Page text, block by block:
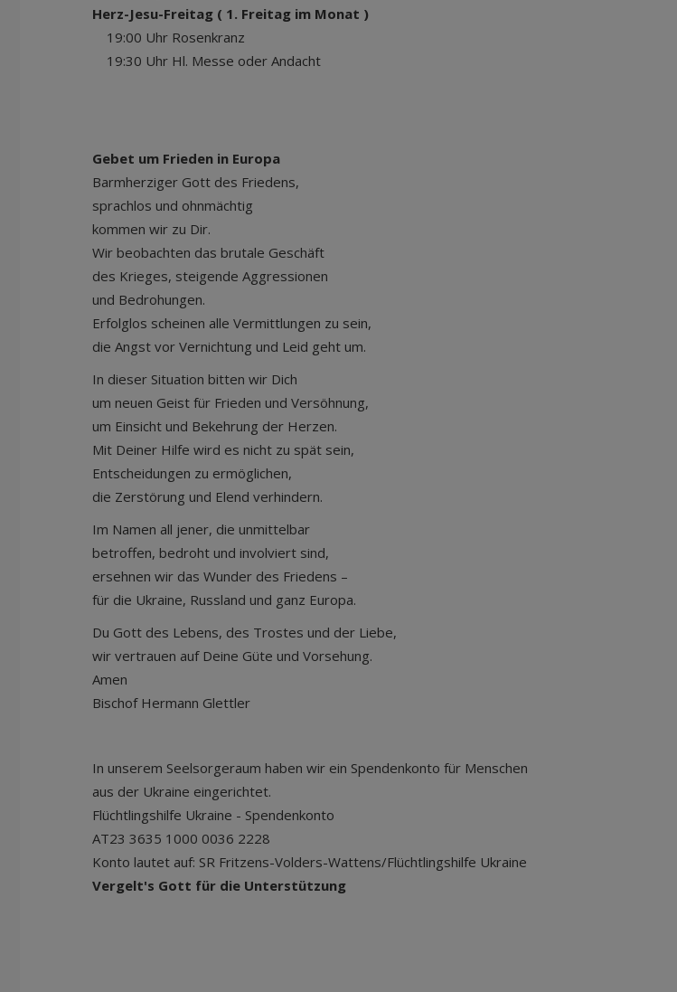
Herz-Jesu-Freitag ( 1. Freitag im Monat )
19:00 Uhr Rosenkranz
19:30 Uhr Hl. Messe oder Andacht
Gebet um Frieden in Europa
Barmherziger Gott des Friedens,
sprachlos und ohnmächtig
kommen wir zu Dir.
Wir beobachten das brutale Geschäft
des Krieges, steigende Aggressionen
und Bedrohungen.
Erfolglos scheinen alle Vermittlungen zu sein,
die Angst vor Vernichtung und Leid geht um.
In dieser Situation bitten wir Dich
um neuen Geist für Frieden und Versöhnung,
um Einsicht und Bekehrung der Herzen.
Mit Deiner Hilfe wird es nicht zu spät sein,
Entscheidungen zu ermöglichen,
die Zerstörung und Elend verhindern.
Im Namen all jener, die unmittelbar
betroffen, bedroht und involviert sind,
ersehnen wir das Wunder des Friedens –
für die Ukraine, Russland und ganz Europa.
Du Gott des Lebens, des Trostes und der Liebe,
wir vertrauen auf Deine Güte und Vorsehung.
Amen
Bischof Hermann Glettler
In unserem Seelsorgeraum haben wir ein Spendenkonto für Menschen
aus der Ukraine eingerichtet.
Flüchtlingshilfe Ukraine - Spendenkonto
AT23 3635 1000 0036 2228
Konto lautet auf: SR Fritzens-Volders-Wattens/Flüchtlingshilfe Ukraine
Vergelt's Gott für die Unterstützung